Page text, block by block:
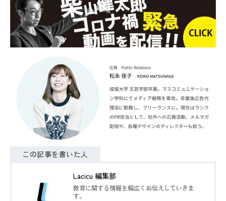
この記事を書いた人
Lacicu 編集部
教育に関する情報を幅広くお伝えしていきま
す。